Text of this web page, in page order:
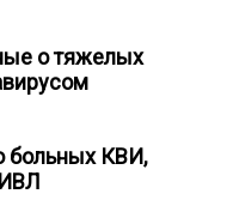
о тяжелых
больных КВИ,